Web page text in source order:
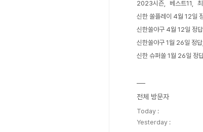
2023시즌
베스트11
신한 쏠플레이 4월 12일
신한쏠야구 4월 12일 정답
신한쏠야구 1월 26일 정답
신한 슈퍼쏠 1월 26일 정
전체 방문자
Today :
Yesterday :